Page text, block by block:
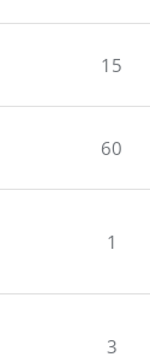
15
60
1
3